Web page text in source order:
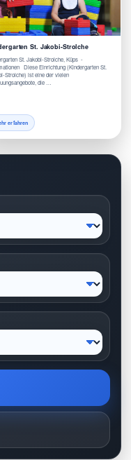
St. Jakobi-Strolche
St. Jakobi-Strolche, Küps -
Diese Einrichtung (Kindergarten St.
Strolche) ist eine der vielen
die …
erfahren